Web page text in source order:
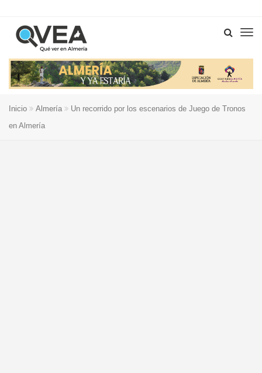
Inicio Almería
Un recorrido por los escenarios de Juego de Tronos
en Almería